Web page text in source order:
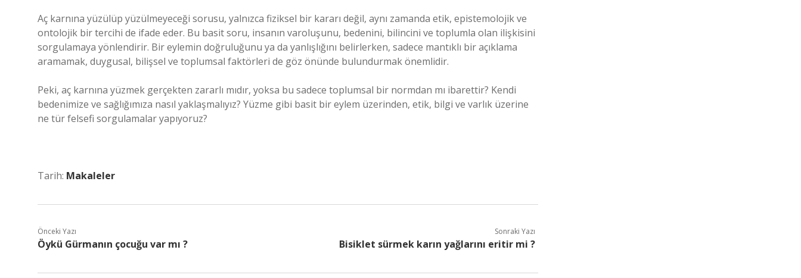
Aç karnına yüzülüp yüzülmeyeceği sorusu, yalnızca fiziksel bir kararı değil, aynı zamanda etik, epistemolojik ve
ontolojik bir tercihi de ifade eder. Bu basit soru, insanın varoluşunu, bedenini, bilincini ve toplumla olan ilişkisini
sorgulamaya yönlendirir. Bir eylemin doğruluğunu ya da yanlışlığını belirlerken, sadece mantıklı bir açıklama
aramamak, duygusal, bilişsel ve toplumsal faktörleri de göz önünde bulundurmak önemlidir.
Peki, aç karnına yüzmek gerçekten zararlı mıdır, yoksa bu sadece toplumsal bir normdan mı ibarettir? Kendi
bedenimize ve sağlığımıza nasıl yaklaşmalıyız? Yüzme gibi basit bir eylem üzerinden, etik, bilgi ve varlık üzerine
ne tür felsefi sorgulamalar yapıyoruz?
Tarih: Makaleler
Önceki Yazı
Öykü Gürmanın çocuğu var mı ?
Sonraki Yazı
Bisiklet sürmek karın yağlarını eritir mi ?